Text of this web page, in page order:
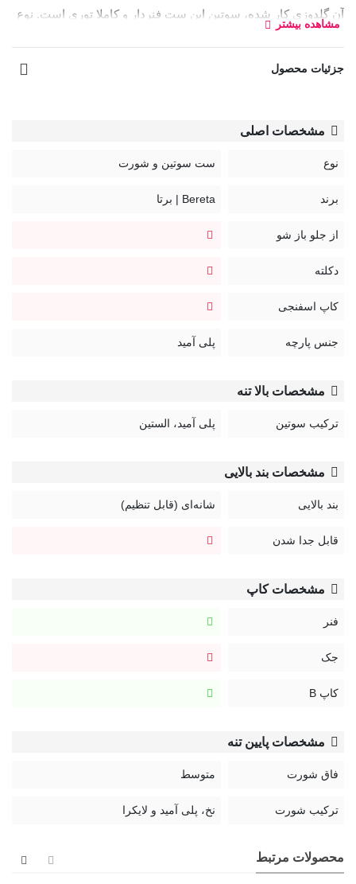
آن گلدوزی کار شده، سوتین این ست فنردار و کاملا توری است. نوع
سوتین رویه سینه کوتاه
لباس‌های یقه‌باز، دکلته و مجلسی بسیار مناسب است.
بند سوتین قابل تنظیم و غیر قابل جدا شدن
قزن سوتین: سه ردیف دو تایی
کد:
مشاهده بیشتر
جزئیات محصول
مشخصات اصلی
نوع ست سوتین و شورت
برند Bereta | برتا
از جلو باز شو
دکلته
کاپ اسفنجی
جنس پارچه پلی آمید
مشخصات بالا تنه
ترکیب سوتین پلی آمید، الستین
مشخصات بند بالایی
بند بالایی شانه‌ای (قابل تنظیم)
قابل جدا شدن
مشخصات کاپ
فنر
جک
کاپ B
مشخصات پایین تنه
فاق شورت متوسط
ترکیب شورت نخ، پلی آمید و لایکرا
محصولات مرتبط